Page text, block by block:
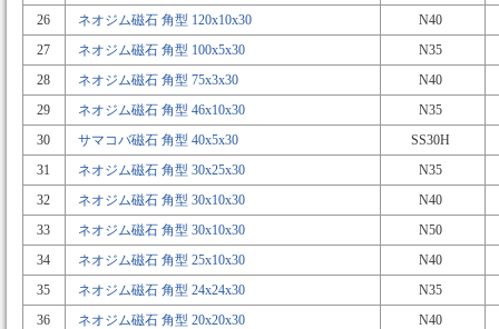
26
ネオジム磁石 角型 120x10x30
N40
27
ネオジム磁石 角型 100x5x30
N35
28
ネオジム磁石 角型 75x3x30
N40
29
ネオジム磁石 角型 46x10x30
N35
30
サマコバ磁石 角型 40x5x30
SS30H
31
ネオジム磁石 角型 30x25x30
N35
32
ネオジム磁石 角型 30x10x30
N40
33
ネオジム磁石 角型 30x10x30
N50
34
ネオジム磁石 角型 25x10x30
N40
35
ネオジム磁石 角型 24x24x30
N35
36
ネオジム磁石 角型 20x20x30
N40